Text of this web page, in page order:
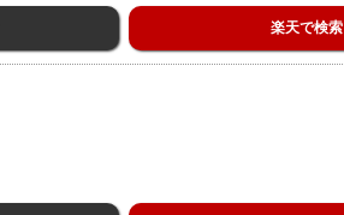
楽天で検索